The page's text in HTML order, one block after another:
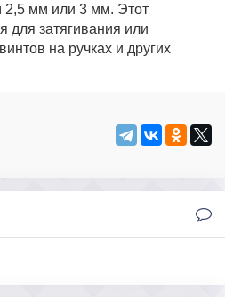
2,5 мм или 3 мм. Этот
для затягивания или
на ручках и других